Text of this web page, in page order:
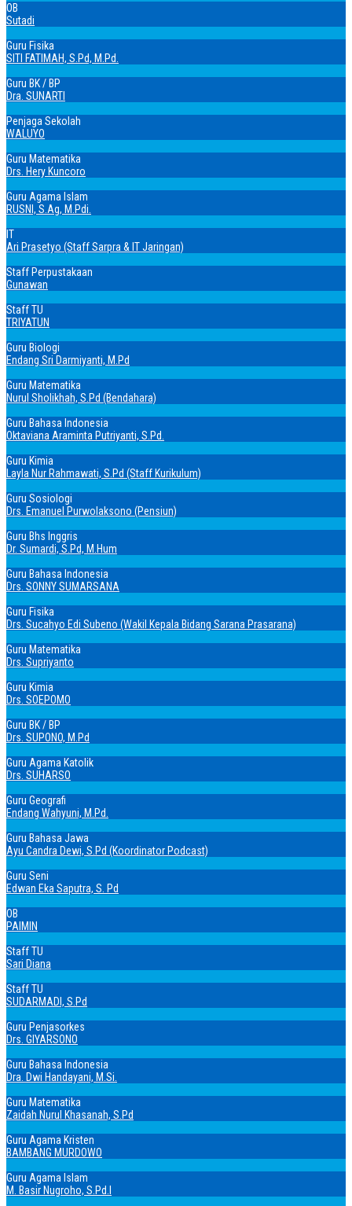
OB
Sutadi
Guru Fisika
SITI FATIMAH, S.Pd, M.Pd.
Guru BK / BP
Dra. SUNARTI
Penjaga Sekolah
WALUYO
Guru Matematika
Drs. Hery Kuncoro
Guru Agama Islam
RUSNI, S.Ag, M.Pdi.
IT
Ari Prasetyo (Staff Sarpra & IT Jaringan)
Staff Perpustakaan
Gunawan
Staff TU
TRIYATUN
Guru Biologi
Endang Sri Darmiyanti, M.Pd
Guru Matematika
Nurul Sholikhah, S.Pd (Bendahara)
Guru Bahasa Indonesia
Oktaviana Araminta Putriyanti, S.Pd.
Guru Kimia
Layla Nur Rahmawati, S.Pd (Staff Kurikulum)
Guru Sosiologi
Drs. Emanuel Purwolaksono (Pensiun)
Guru Bhs Inggris
Dr. Sumardi, S.Pd, M.Hum
Guru Bahasa Indonesia
Drs. SONNY SUMARSANA
Guru Fisika
Drs. Sucahyo Edi Subeno (Wakil Kepala Bidang Sarana Prasarana)
Guru Matematika
Drs. Supriyanto
Guru Kimia
Drs. SOEPOMO
Guru BK / BP
Drs. SUPONO, M.Pd
Guru Agama Katolik
Drs. SUHARSO
Guru Geografi
Endang Wahyuni, M.Pd.
Guru Bahasa Jawa
Ayu Candra Dewi, S.Pd (Koordinator Podcast)
Guru Seni
Edwan Eka Saputra, S. Pd
OB
PAIMIN
Staff TU
Sari Diana
Staff TU
SUDARMADI, S.Pd
Guru Penjasorkes
Drs. GIYARSONO
Guru Bahasa Indonesia
Dra. Dwi Handayani, M.Si.
Guru Matematika
Zaidah Nurul Khasanah, S.Pd
Guru Agama Kristen
BAMBANG MURDOWO
Guru Agama Islam
M. Basir Nugroho, S.Pd.I